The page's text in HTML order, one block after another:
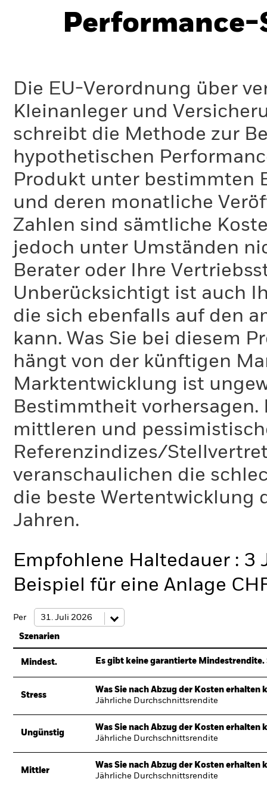
Performance-
Die EU-Verordnung über
Kleinanleger und
schreibt die Methode zur
hypothetischen
Produkt unter bestimmten
und deren monatliche
Zahlen sind sämtliche
jedoch unter Umständen
Berater oder Ihre
Unberücksichtigt ist auch
die sich ebenfalls auf den
kann. Was Sie bei diesem
hängt von der künftigen
Marktentwicklung ist
Bestimmtheit
mittleren und
Referenzindizes/
veranschaulichen die
die beste Wertentwicklung
Jahren.
Empfohlene Haltedauer : 3
Beispiel für eine Anlage
Per
Szenarien
Mindest. Es gibt keine garantierte
Stress
Was Sie nach Abzug der Kosten erhalten
Jährliche Durchschnittsrendite
Ungünstig
Was Sie nach Abzug der Kosten erhalten
Jährliche Durchschnittsrendite
Mittler
Was Sie nach Abzug der Kosten erhalten
Jährliche Durchschnittsrendite